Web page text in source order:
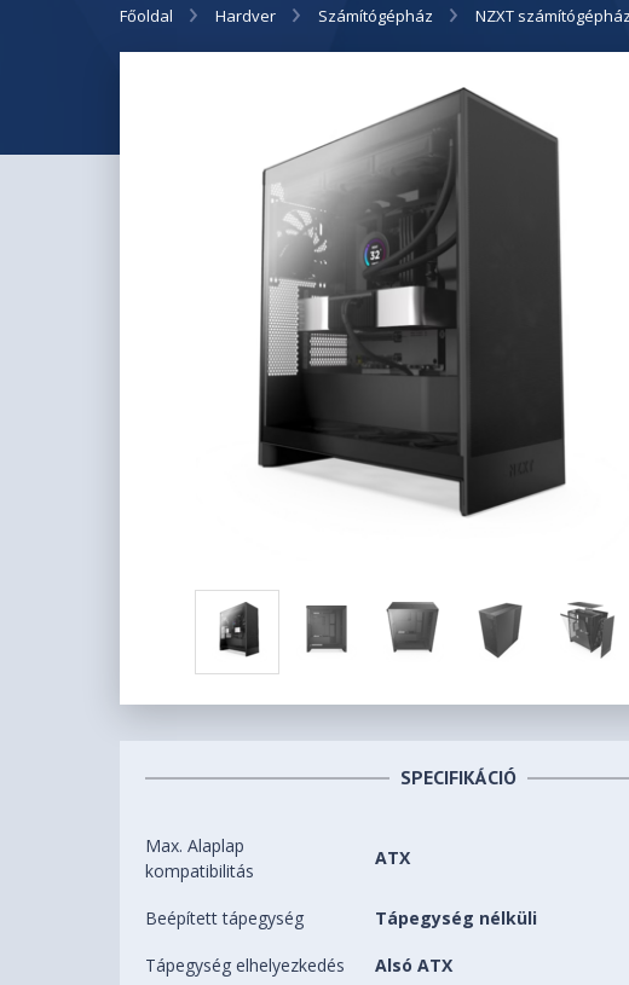
Főoldal Hardver Számítógépház NZXT számítógépház
SPECIFIKÁCIÓ
Max. Alaplap
kompatibilitás
ATX
Beépített tápegység Tápegység nélküli
Tápegység elhelyezkedés Alsó ATX